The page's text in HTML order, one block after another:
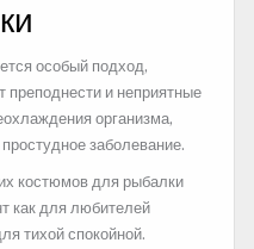
особый подход,
преподнести и неприятные
организма,
заболевание.
костюмов для рыбалки
как для любителей
тихой спокойной.